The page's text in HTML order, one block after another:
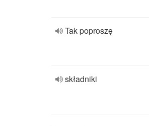
Tak poproszę
składniki